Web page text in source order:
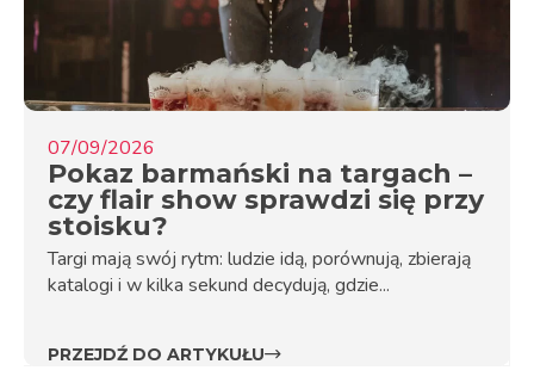
07/09/2026
Pokaz barmański na targach –
czy flair show sprawdzi się przy
stoisku?
Targi mają swój rytm: ludzie idą, porównują, zbierają
katalogi i w kilka sekund decydują, gdzie...
PRZEJDŹ DO ARTYKUŁU